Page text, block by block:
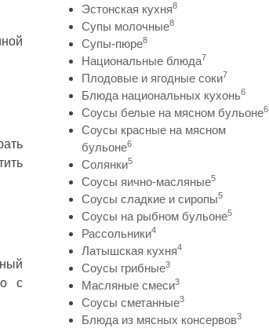
с
Эстонская кухня8
Супы молочные8
Супы-пюре8
Национальные блюда7
Плодовые и ягодные соки7
Блюда национальных кухонь6
Соусы белые на мясном бульоне6
Соусы красные на мясном
бульоне6
Солянки5
Соусы яично-масляные5
Соусы сладкие и сиропы5
Соусы на рыбном бульоне5
Рассольники4
Латышская кухня4
Соусы грибные3
Масляные смеси3
Соусы сметанные3
Блюда из мясных консервов3